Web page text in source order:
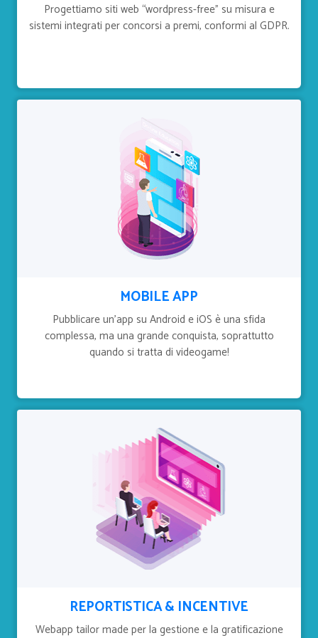
Progettiamo siti web “wordpress-free” su misura e
sistemi integrati per concorsi a premi, conformi al GDPR.
MOBILE APP
Pubblicare un'app su Android e iOS è una sfida
complessa, ma una grande conquista, soprattutto
quando si tratta di videogame!
REPORTISTICA & INCENTIVE
Webapp tailor made per la gestione e la gratificazione